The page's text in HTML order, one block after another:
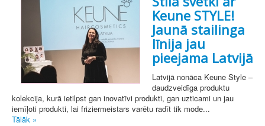
Keune STYLE!
Jaunā stailinga
līnija jau
pieejama Latvijā
Latvijā nonāca Keune Style –
daudzveidīga produktu
kolekcija, kurā ietilpst gan inovatīvi produkti, gan uzticami un jau
iemīļoti produkti, lai friziermeistars varētu radīt tik mode...
Tālāk »